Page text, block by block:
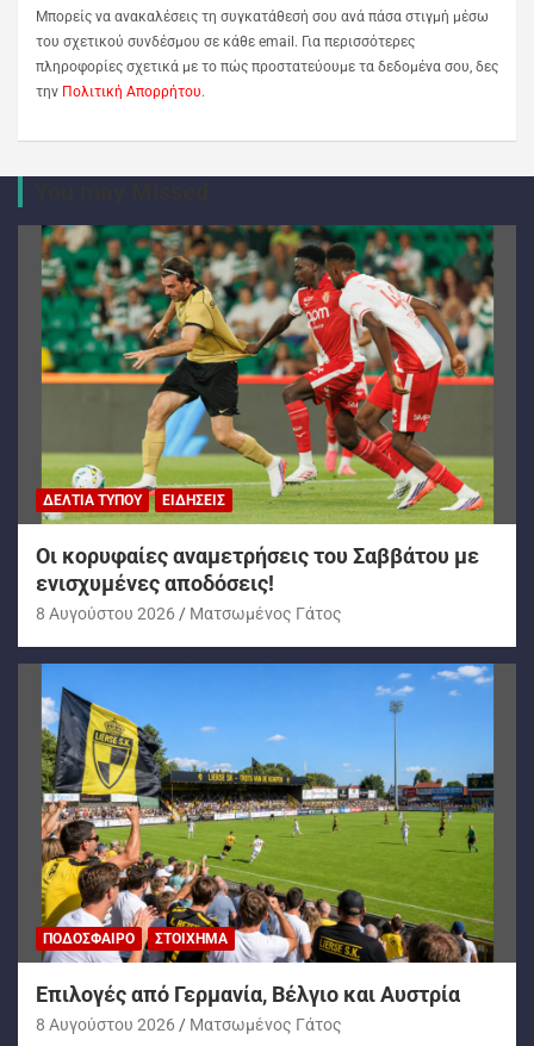
Μπορείς να ανακαλέσεις τη συγκατάθεσή σου ανά πάσα στιγμή μέσω
του σχετικού συνδέσμου σε κάθε email. Για περισσότερες
πληροφορίες σχετικά με το πώς προστατεύουμε τα δεδομένα σου, δες
την Πολιτική Απορρήτου.
ΔΕΛΤΊΑ ΤΎΠΟΥ ΕΙΔΉΣΕΙΣ
Oι κορυφαίες αναμετρήσεις του Σαββάτου με
ενισχυμένες αποδόσεις!
8 Αυγούστου 2026 Ματσωμένος Γάτος
ΠΟΔΌΣΦΑΙΡΟ ΣΤΟΊΧΗΜΑ
Επιλογές από Γερμανία, Βέλγιο και Αυστρία
8 Αυγούστου 2026 Ματσωμένος Γάτος